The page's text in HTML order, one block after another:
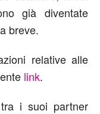
già diventate
breve.
relative alle
link.
i suoi partner